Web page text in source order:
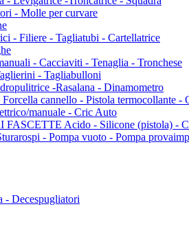
- Molle per curvare
- Filiere - Tagliatubi - Cartellatrice
- Cacciaviti - Tenaglia - Tronchese
- Tagliabulloni
-Rasalana - Dinamometro
cannello - Pistola termocollante -
manuale - Cric Auto
Acido - Silicone (pistola) -
- Pompa vuoto - Pompa
- Decespugliatori